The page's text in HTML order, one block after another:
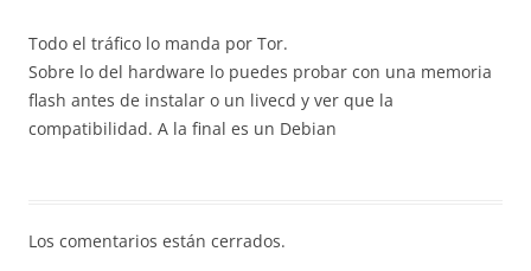
Todo el tráfico lo manda por Tor.
Sobre lo del hardware lo puedes probar con una memoria
flash antes de instalar o un livecd y ver que la
compatibilidad. A la final es un Debian
Los comentarios están cerrados.